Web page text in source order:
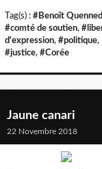
Tag(s) : #Benoît
#comté de soutien,
d'expression, #politique,
#justice, #Corée
Jaune canari
22 Novembre 2018